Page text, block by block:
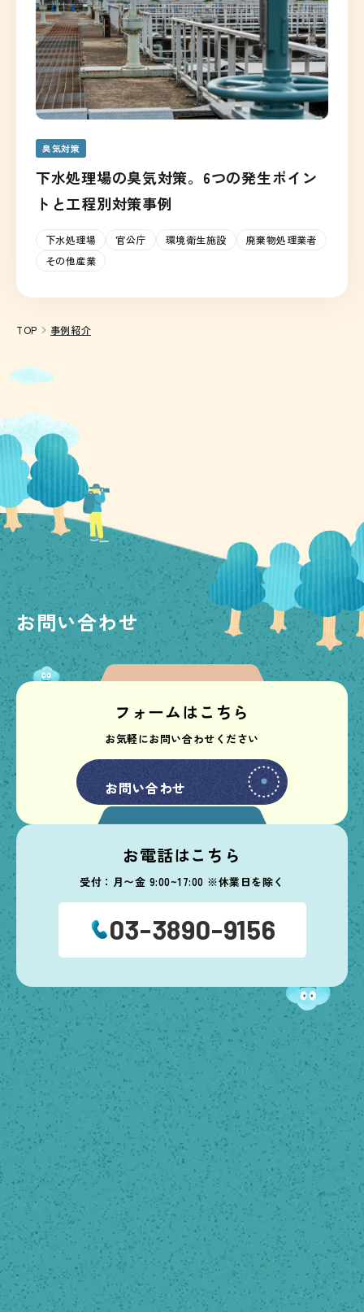
臭気対策
下水処理場の臭気対策。6つの発生ポイン
トと工程別対策事例
下水処理場 官公庁 環境衛生施設
廃棄物処理業者
その他産業
TOP 事例紹介
お問い合わせ
フォームはこちら
お気軽にお問い合わせください
お問い合わせ
お問い合わせ
お電話はこちら
受付：月〜金 9:00~17:00 ※休業日を除く
03-3890-9156